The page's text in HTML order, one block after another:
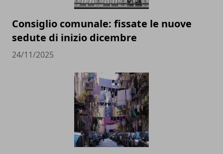
Consiglio comunale: fissate le nuove
sedute di inizio dicembre
24/11/2025